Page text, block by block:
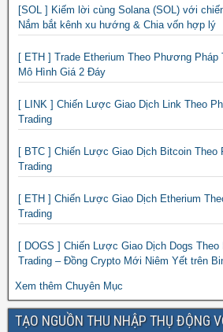
[SOL ] Kiếm lời cùng Solana (SOL) với
Nắm bắt kênh xu hướng & Chia vốn hợp lý
[ ETH ] Trade Etherium Theo Phương Pháp
Mô Hình Giá 2 Đáy
[ LINK ] Chiến Lược Giao Dịch Link Theo
Trading
[ BTC ] Chiến Lược Giao Dịch Bitcoin Theo
Trading
[ ETH ] Chiến Lược Giao Dịch Etherium
Trading
[ DOGS ] Chiến Lược Giao Dịch Dogs
Trading – Đồng Crypto Mới Niêm Yết trên
Xem thêm Chuyên Mục
TẠO NGUỒN THU NHẬP THỤ ĐỘNG